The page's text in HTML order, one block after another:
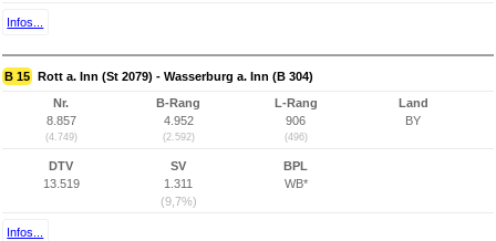
Infos...
B 15 Rott a. Inn (St 2079) - Wasserburg a. Inn (B 304)
Nr.
8.857
(4.749)
B-Rang
4.952
(2.592)
L-Rang
906
(496)
Land
BY
DTV
13.519
SV
1.311
(9,7%)
BPL
WB*
Infos...